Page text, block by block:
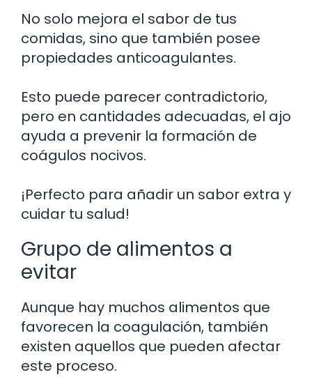
No solo mejora el sabor de tus
comidas, sino que también posee
propiedades anticoagulantes.
Esto puede parecer contradictorio,
pero en cantidades adecuadas, el ajo
ayuda a prevenir la formación de
coágulos nocivos.
¡Perfecto para añadir un sabor extra y
cuidar tu salud!
Grupo de alimentos a
evitar
Aunque hay muchos alimentos que
favorecen la coagulación, también
existen aquellos que pueden afectar
este proceso.